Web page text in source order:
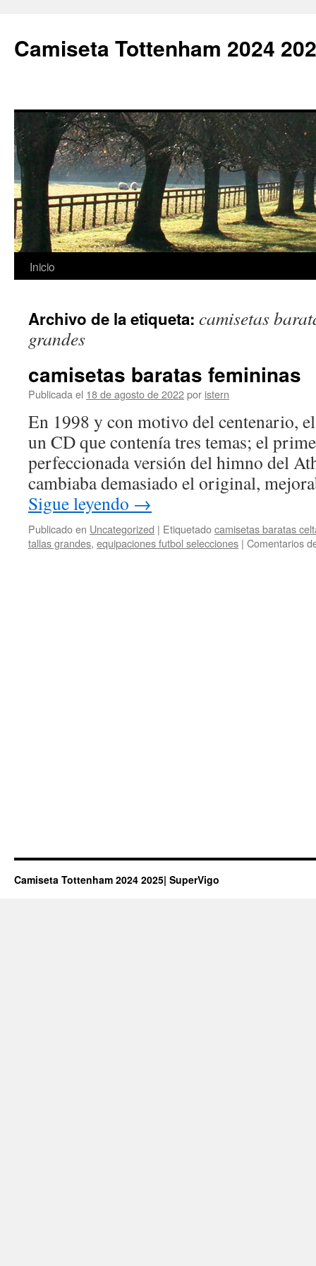
Camiseta Tottenham 2024
Saltar
contenido
Inicio
Archivo de la etiqueta: camisetas
grandes
camisetas baratas femininas
Publicada el 18 de agosto de 2022por istern
En 1998 y con motivo del centenario,
un CD que contenía tres temas; el
perfeccionada versión del himno del
cambiaba demasiado el original,
Sigue leyendo →
Publicado en Uncategorized | Etiquetadocamisetas baratas
tallas grandes, equipaciones futbol selecciones | Comentarios
Camiseta Tottenham 2024 2025| SuperVigo